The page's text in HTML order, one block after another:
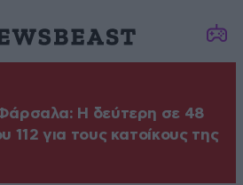
Η δεύτερη σε 48
για τους κατοίκους της